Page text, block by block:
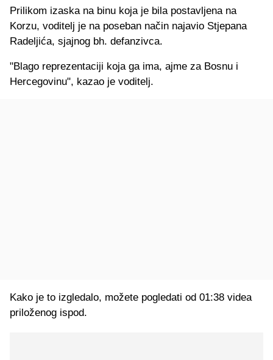
Prilikom izaska na binu koja je bila postavljena na
Korzu, voditelj je na poseban način najavio Stjepana
Radeljića, sjajnog bh. defanzivca.
"Blago reprezentaciji koja ga ima, ajme za Bosnu i
Hercegovinu", kazao je voditelj.
Kako je to izgledalo, možete pogledati od 01:38 videa
priloženog ispod.